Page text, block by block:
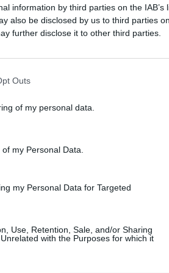
information by third parties on the IAB’s
also be disclosed by us to third parties
further disclose it to other third parties.
Outs
of my personal data.
my Personal Data.
my Personal Data for Targeted
Use, Retention, Sale, and/or Sharing
with the Purposes for which it
του σκληρού ήχου,